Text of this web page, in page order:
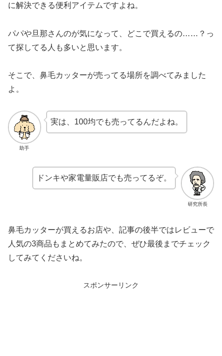
に解決できる便利アイテムですよね。
パパや旦那さんのが気になって、どこで買えるの……？っ
て探してる人も多いと思います。
そこで、鼻毛カッターが売ってる場所を調べてみました
よ。
助手
実は、100均でも売ってるんだよね。
研究所長
ドンキや家電量販店でも売ってるぞ。
鼻毛カッターが買えるお店や、記事の後半ではレビューで
人気の3商品もまとめてみたので、ぜひ最後までチェック
してみてくださいね。
スポンサーリンク